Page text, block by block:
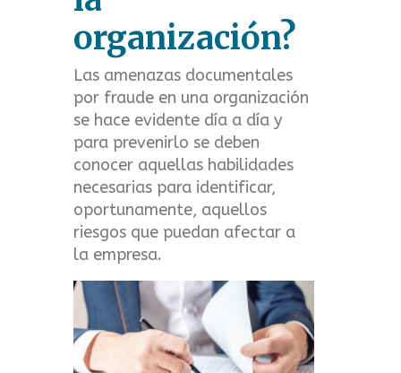
organización?
Las amenazas documentales
por fraude en una organización
se hace evidente día a día y
para prevenirlo se deben
conocer aquellas habilidades
necesarias para identificar,
oportunamente, aquellos
riesgos que puedan afectar a
la empresa.